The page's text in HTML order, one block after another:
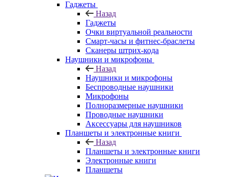
Гаджеты
Назад
Гаджеты
Очки виртуальной реальности
Смарт-часы и фитнес-браслеты
Сканеры штрих-кода
Наушники и микрофоны
Назад
Наушники и микрофоны
Беспроводные наушники
Микрофоны
Полноразмерные наушники
Проводные наушники
Аксессуары для наушников
Планшеты и электронные книги
Назад
Планшеты и электронные книги
Электронные книги
Планшеты